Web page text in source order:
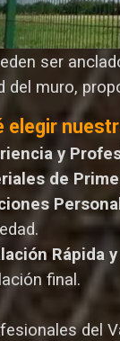
ser
del muro,
elegir
y
de
Rápida
final.
del